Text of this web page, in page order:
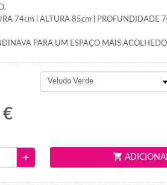
74cm | ALTURA 85cm | PROFUNDIDADE
PARA UM ESPAÇO MAIS
€
add shopping_cart